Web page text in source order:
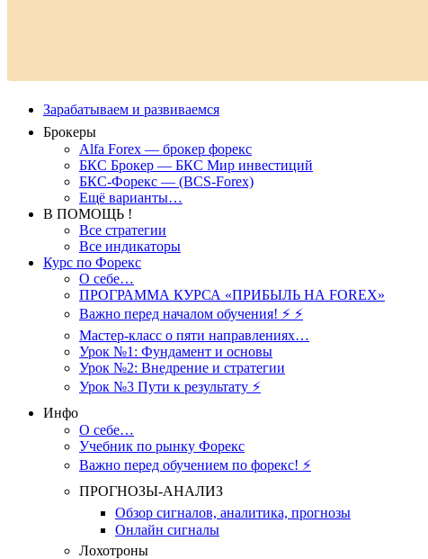
Зарабатываем и развиваемся
Брокеры
Alfa Forex — брокер форекс
БКС Брокер — БКС Мир инвестиций
БКС-Форекс — (BCS-Forex)
Ещё варианты…
В ПОМОЩЬ !
Все стратегии
Все индикаторы
Курс по Форекс
О себе…
ПРОГРАММА КУРСА «ПРИБЫЛЬ НА FOREX»
Важно перед началом обучения! ⚡ ⚡
Мастер-класс о пяти направлениях…
Урок №1: Фундамент и основы
Урок №2: Внедрение и стратегии
Урок №3 Пути к результату ⚡️
Инфо
О себе…
Учебник по рынку Форекс
Важно перед обучением по форекс! ⚡
ПРОГНОЗЫ-АНАЛИЗ
Обзор сигналов, аналитика, прогнозы
Онлайн сигналы
Лохотроны